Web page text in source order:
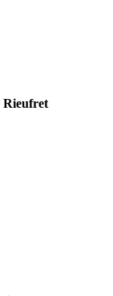
Rieufret